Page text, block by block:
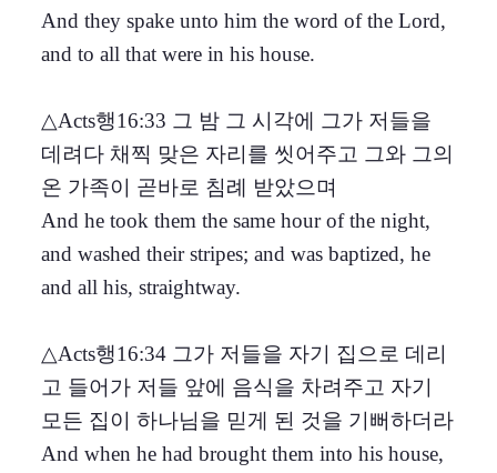
And they spake unto him the word of the Lord,
and to all that were in his house.
△Acts행16:33 그 밤 그 시각에 그가 저들을
데려다 채찍 맞은 자리를 씻어주고 그와 그의
온 가족이 곧바로 침례 받았으며
And he took them the same hour of the night,
and washed their stripes; and was baptized, he
and all his, straightway.
△Acts행16:34 그가 저들을 자기 집으로 데리
고 들어가 저들 앞에 음식을 차려주고 자기
모든 집이 하나님을 믿게 된 것을 기뻐하더라
And when he had brought them into his house,